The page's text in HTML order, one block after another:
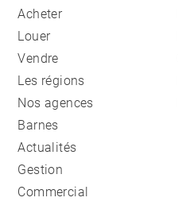
Acheter
Louer
Vendre
Les régions
Nos agences
Barnes
Actualités
Gestion
Commercial